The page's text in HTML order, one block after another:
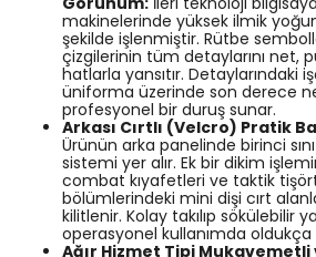
makinelerinde yüksek ilmik
şekilde işlenmiştir. Rütbe
çizgilerinin tüm detaylarını net,
hatlarla yansıtır. Detaylarındaki
üniforma üzerinde son derece
profesyonel bir duruş sunar.
Arkası Cırtlı (Velcro) Pratik
Ürünün arka panelinde birinci
sistemi yer alır. Ek bir dikim
combat kıyafetleri ve taktik
bölümlerindeki mini dişi cırt
kilitlenir. Kolay takılıp sökülebilir
operasyonel kullanımda
Ağır Hizmet Tipi Mukavemetli